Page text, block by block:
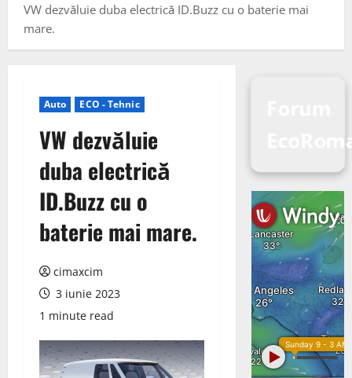
VW dezvăluie duba electrică ID.Buzz cu o baterie mai
mare.
Auto ECO - Tehnic
VW dezvăluie
duba electrică
ID.Buzz cu o
baterie mai mare.
cimaxcim
3 iunie 2023
1 minute read